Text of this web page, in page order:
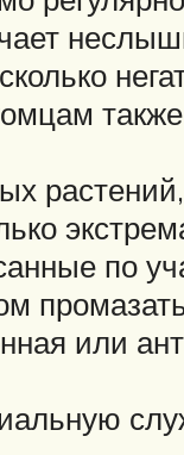
растений,
по
или